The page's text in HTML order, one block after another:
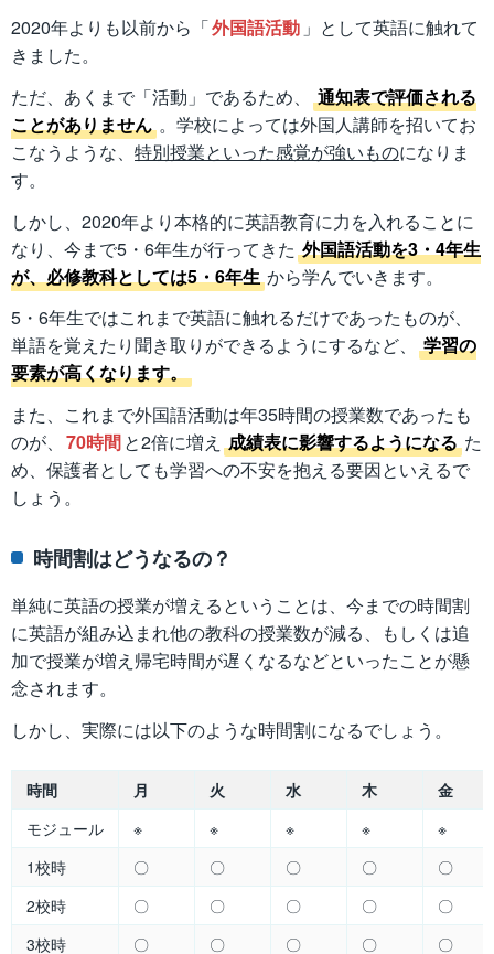
2020年よりも以前から「外国語活動 」として英語に触れて
きました。
ただ、あくまで「活動」であるため、
通知表で評価される
ことがありません 。学校によっては外国人講師を招いてお
こなうような、 特別授業といった感覚が強いものになりま
す。
しかし、2020年より本格的に英語教育に力を入れることに
なり、今まで5・6年生が行ってきた 外国語活動を3・4年生
が、必修教科としては5・6年生 から学んでいきます。
5・6年生ではこれまで英語に触れるだけであったものが、
単語を覚えたり聞き取りができるようにするなど、
学習の
要素が高くなります。
また、これまで外国語活動は年35時間の授業数であったも
のが、 70時間と2倍に増え 成績表に影響するようになる た
め、保護者としても学習への不安を抱える要因といえるで
しょう。
時間割はどうなるの？
単純に英語の授業が増えるということは、今までの時間割
に英語が組み込まれ他の教科の授業数が減る、もしくは追
加で授業が増え帰宅時間が遅くなるなどといったことが懸
念されます。
しかし、実際には以下のような時間割になるでしょう。
時間 月 火 水 木
金
モジュール
※ ※ ※ ※
※
1校時
〇 〇 〇 〇
〇
2校時
〇 〇 〇 〇
〇
3校時
〇 〇 〇 〇 〇